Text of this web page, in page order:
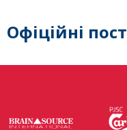
Офіційні